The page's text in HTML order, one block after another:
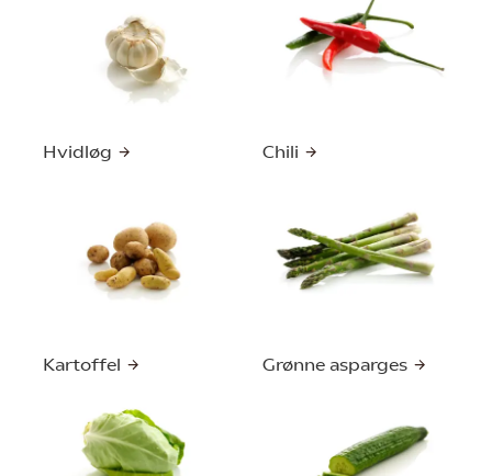
Hvidløg Chili
Kartoffel Grønne asparges